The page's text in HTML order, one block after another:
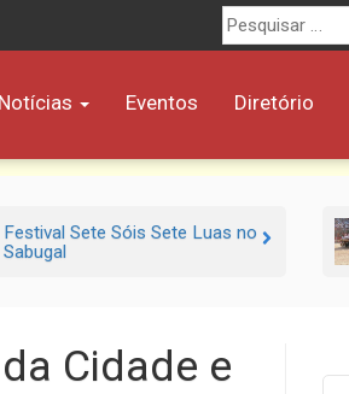
Procurar
por:
Notícias Eventos Diretório
Festival Sete Sóis Sete Luas no
Sabugal
Cidade e